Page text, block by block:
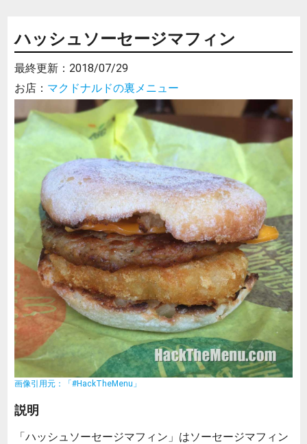
ハッシュソーセージマフィン
最終更新： 2018/07/29
お店： マクドナルドの裏メニュー
画像引用元：「#HackTheMenu」
説明
「ハッシュソーセージマフィン」はソーセージマフィン